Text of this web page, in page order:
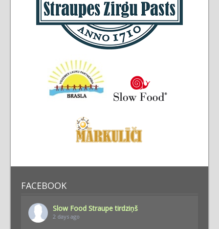
FACEBOOK
Slow Food Straupe tirdziņš
2 days ago